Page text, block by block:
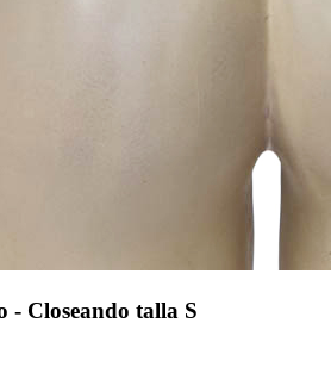
- Closeando talla S